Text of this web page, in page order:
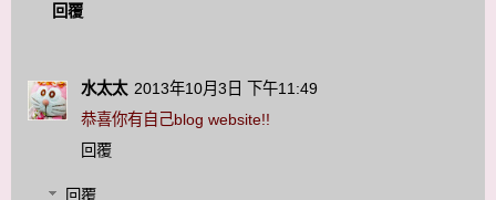
回覆
水太太 2013年10月3日 下午11:49
恭喜你有自己blog website!!
回覆
回覆